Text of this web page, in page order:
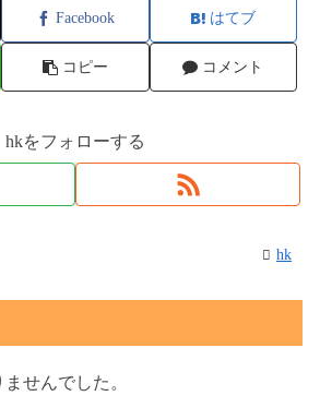
Facebook はてブ
コピー コメント
hkをフォローする
hk
せんでした。